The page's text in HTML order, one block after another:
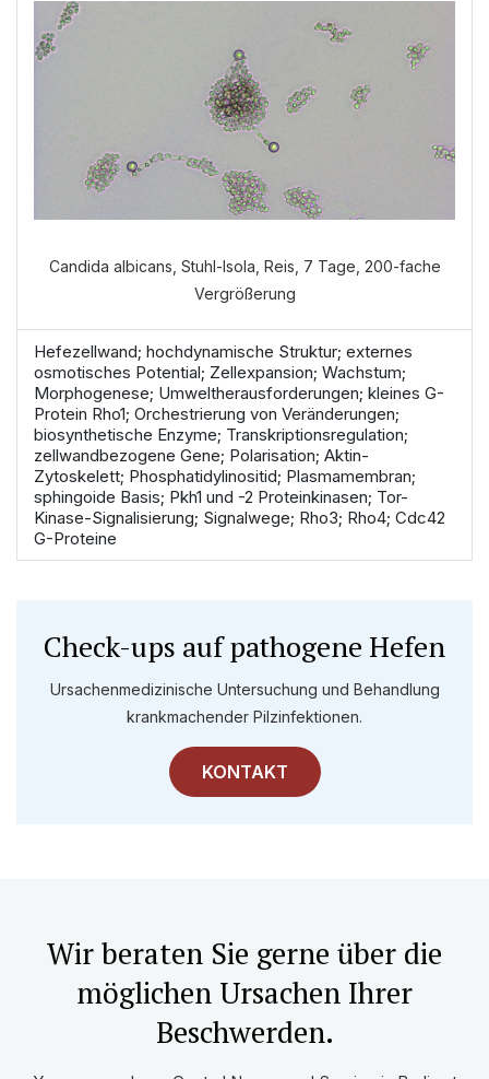
Candida albicans, Stuhl-Isola, Reis, 7 Tage, 200-fache
Vergrößerung
Hefezellwand; hochdynamische Struktur; externes
osmotisches Potential; Zellexpansion; Wachstum;
Morphogenese; Umweltherausforderungen; kleines G-
Protein Rho1; Orchestrierung von Veränderungen;
biosynthetische Enzyme; Transkriptionsregulation;
zellwandbezogene Gene; Polarisation; Aktin-
Zytoskelett; Phosphatidylinositid; Plasmamembran;
sphingoide Basis; Pkh1 und -2 Proteinkinasen; Tor-
Kinase-Signalisierung; Signalwege; Rho3; Rho4; Cdc42
G-Proteine
Check-ups auf pathogene Hefen
Ursachenmedizinische Untersuchung und Behandlung
krankmachender Pilzinfektionen.
KONTAKT
Wir beraten Sie gerne über die
möglichen Ursachen Ihrer
Beschwerden.